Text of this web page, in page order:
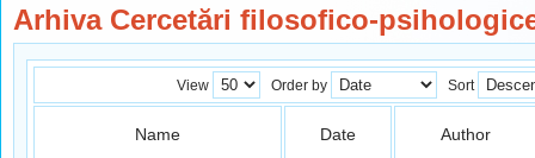
Arhiva Cercetări filosofico-
View Order by Sort
Name Date Author